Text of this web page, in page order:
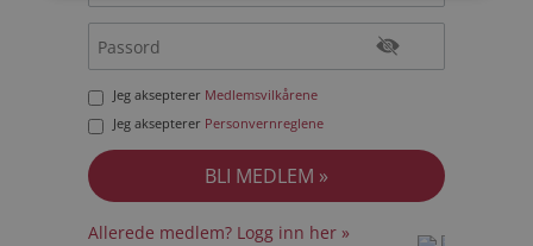
Jeg aksepterer Medlemsvilkårene
Jeg aksepterer Personvernreglene
Allerede medlem? Logg inn her »